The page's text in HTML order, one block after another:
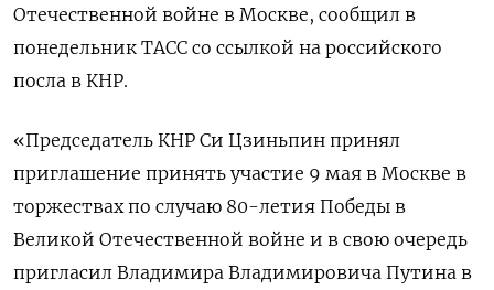
Отечественной войне в Москве, сообщил в
понедельник ТАСС со ссылкой на российского
посла в КНР.
«Председатель КНР Си Цзиньпин принял
приглашение принять участие 9 мая в Москве в
торжествах по случаю 80-летия Победы в
Великой Отечественной войне и в свою очередь
пригласил Владимира Владимировича Путина в